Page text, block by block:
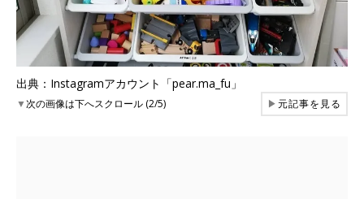
出典：Instagramアカウント「pear.ma_fu」
▼次の画像は下へスクロール (2/5) ▶元記事を見る